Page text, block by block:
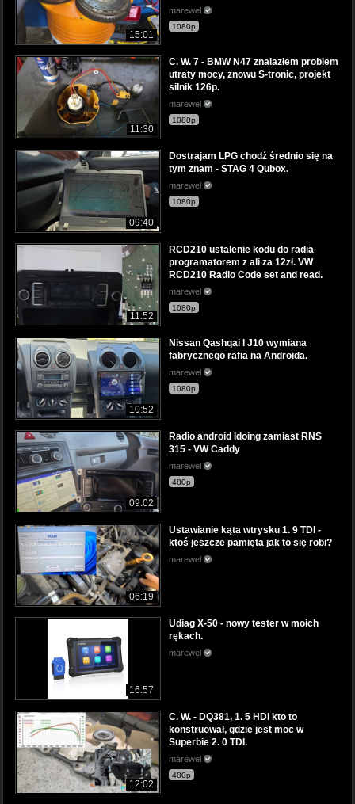
15:01
marewel
1080p
11:30
C. W. 7 - BMW N47 znalazłem problem
utraty mocy, znowu S-tronic, projekt
silnik 126p.
marewel
1080p
09:40
Dostrajam LPG chodź średnio się na
tym znam - STAG 4 Qubox.
marewel
1080p
11:52
RCD210 ustalenie kodu do radia
programatorem z ali za 12zł. VW
RCD210 Radio Code set and read.
marewel
1080p
10:52
Nissan Qashqai I J10 wymiana
fabrycznego rafia na Androida.
marewel
1080p
09:02
Radio android Idoing zamiast RNS
315 - VW Caddy
marewel
480p
06:19
Ustawianie kąta wtrysku 1. 9 TDI -
ktoś jeszcze pamięta jak to się robi?
marewel
16:57
Udiag X-50 - nowy tester w moich
rękach.
marewel
12:02
C. W. - DQ381, 1. 5 HDi kto to
konstruował, gdzie jest moc w
Superbie 2. 0 TDI.
marewel
480p